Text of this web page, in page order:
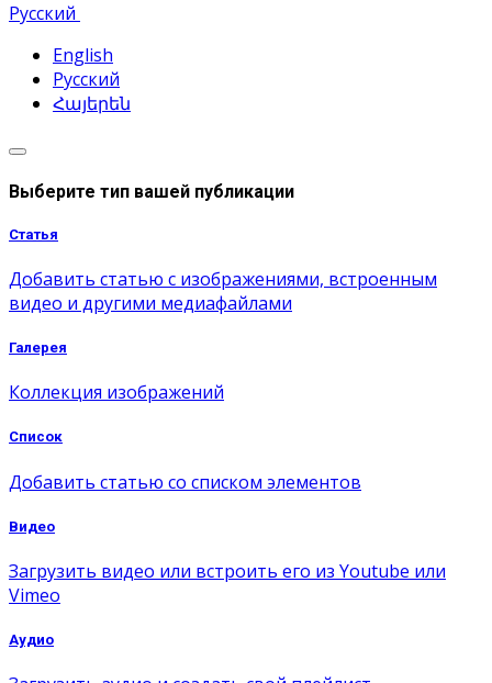
Русский
English
Русский
Հայերեն
Выберите тип вашей публикации
Статья
Добавить статью с изображениями, встроенным
видео и другими медиафайлами
Галерея
Коллекция изображений
Список
Добавить статью со списком элементов
Видео
Загрузить видео или встроить его из Youtube или
Vimeo
Аудио